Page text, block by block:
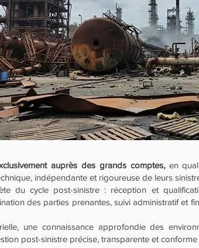
auprès des grands comptes,en
indépendante et rigoureuse de leurs
du cycle post-sinistre : réception et
des parties prenantes, suivi administratif et
une connaissance approfondie des
post-sinistre précise, transparente et